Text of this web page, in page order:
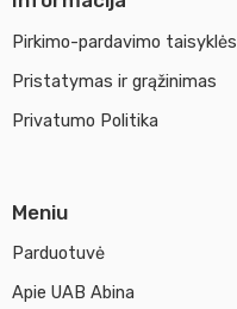
Pirkimo-pardavimo taisyklės
Pristatymas ir grąžinimas
Privatumo Politika
Meniu
Parduotuvė
Apie UAB Abina